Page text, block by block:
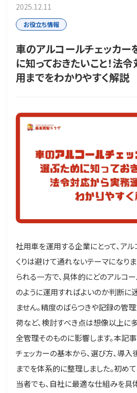
2025.12.11
お役立ち情報
車のアルコールチェッカー
に知っておきたいこと！法
用までをわかりやすく解説
社用車を運用する企業にとって、ア
くりは避けて通れないテーマになり
られる一方で、具体的にどのアルコ
のように運用すればよいのか判断に
ません。精度のばらつきや記録の管
荷など、検討すべき点は想像以上に
全管理そのものに影響します。本記
チェッカーの基本から、選び方、導
までを体系的に整理しました。初め
当者でも、自社に最適な仕組みを具